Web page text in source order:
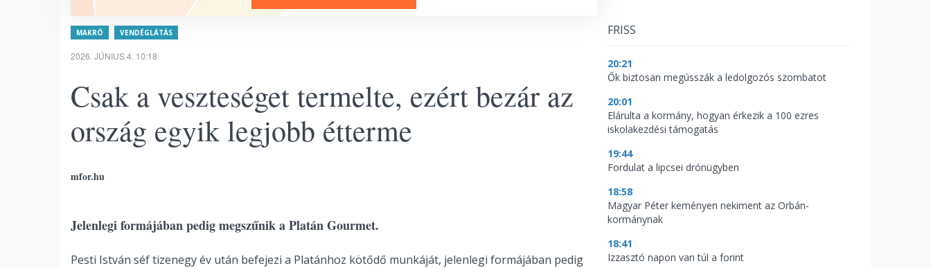
MAKRÓ VENDÉGLÁTÁS
2026. JÚNIUS 4. 10:18
Csak a veszteséget termelte, ezért bezár az
ország egyik legjobb étterme
mfor.hu
Jelenlegi formájában pedig megszűnik a Platán Gourmet.
Pesti István séf tizenegy év után befejezi a Platánhoz kötődő munkáját, jelenlegi formájában pedig
FRISS
20:21
Ők biztosan megússzák a ledolgozós szombatot
20:01
Elárulta a kormány, hogyan érkezik a 100 ezres
iskolakezdési támogatás
19:44
Fordulat a lipcsei drónügyben
18:58
Magyar Péter keményen nekiment az Orbán-
kormánynak
18:41
Izzasztó napon van túl a forint